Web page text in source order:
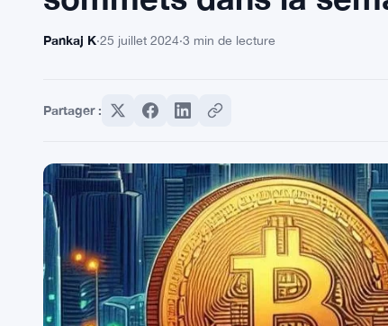
Pankaj K·25 juillet 2024·3 min de lecture
Partager :